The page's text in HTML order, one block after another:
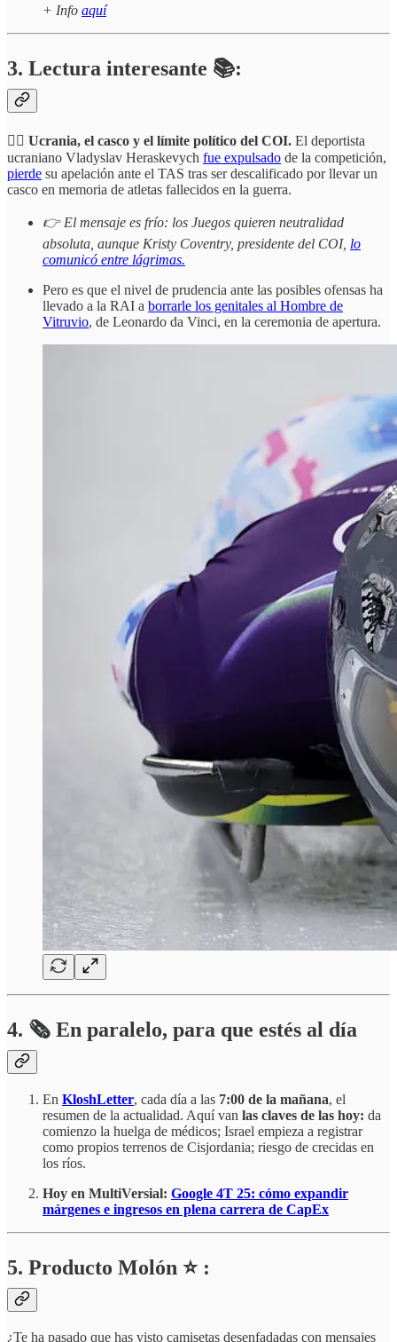
+ Info aquí
3. Lectura interesante 📚:
🧑‍⚖️ Ucrania, el casco y el límite político del COI. El deportista
ucraniano Vladyslav Heraskevych fue expulsado de la competición,
pierde su apelación ante el TAS tras ser descalificado por llevar un
casco en memoria de atletas fallecidos en la guerra.
👉 El mensaje es frío: los Juegos quieren neutralidad
absoluta, aunque Kristy Coventry, presidente del COI, lo
comunicó entre lágrimas.
Pero es que el nivel de prudencia ante las posibles ofensas ha
llevado a la RAI a borrarle los genitales al Hombre de
Vitruvio, de Leonardo da Vinci, en la ceremonia de apertura.
4. 🗞️ En paralelo, para que estés al día
En KloshLetter, cada día a las 7:00 de la mañana, el
resumen de la actualidad. Aquí van las claves de las hoy: da
comienzo la huelga de médicos; Israel empieza a registrar
como propios terrenos de Cisjordania; riesgo de crecidas en
los ríos.
Hoy en MultiVersial: Google 4T 25: cómo expandir
márgenes e ingresos en plena carrera de CapEx
5. Producto Molón ⭐ :
¿Te ha pasado que has visto camisetas desenfadadas con mensajes